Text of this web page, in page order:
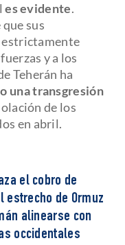
es evidente.
sus
estrictamente
y a los
Teherán ha
una transgresión
de los
en abril.
el cobro de
estrecho de Ormuz
alinearse con
occidentales